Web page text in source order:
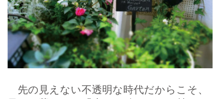
先の見えない不透明な時代だからこそ、